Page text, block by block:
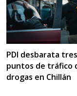
PDI desbarata tres
puntos de tráfico
drogas en Chillán